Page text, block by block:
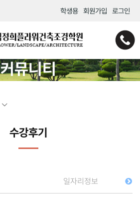
학생용 회원가입 로그인
커뮤니티
수강후기
일자리정보